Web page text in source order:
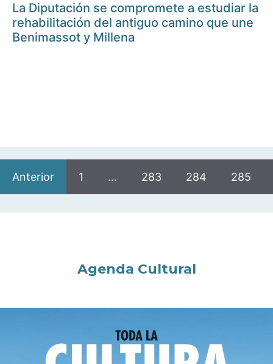
La Diputación se compromete a estudiar la
rehabilitación del antiguo camino que une
Benimassot y Millena
Anterior 1 … 283 284 285
Agenda Cultural